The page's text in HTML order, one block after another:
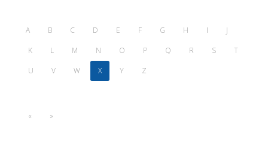
A B C D E F G H I
J
K
L M N O P Q R S
T
U
V W X Y Z
« »